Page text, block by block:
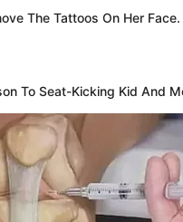
nous
en
The Tattoos On Her
To Seat-Kicking Kid And